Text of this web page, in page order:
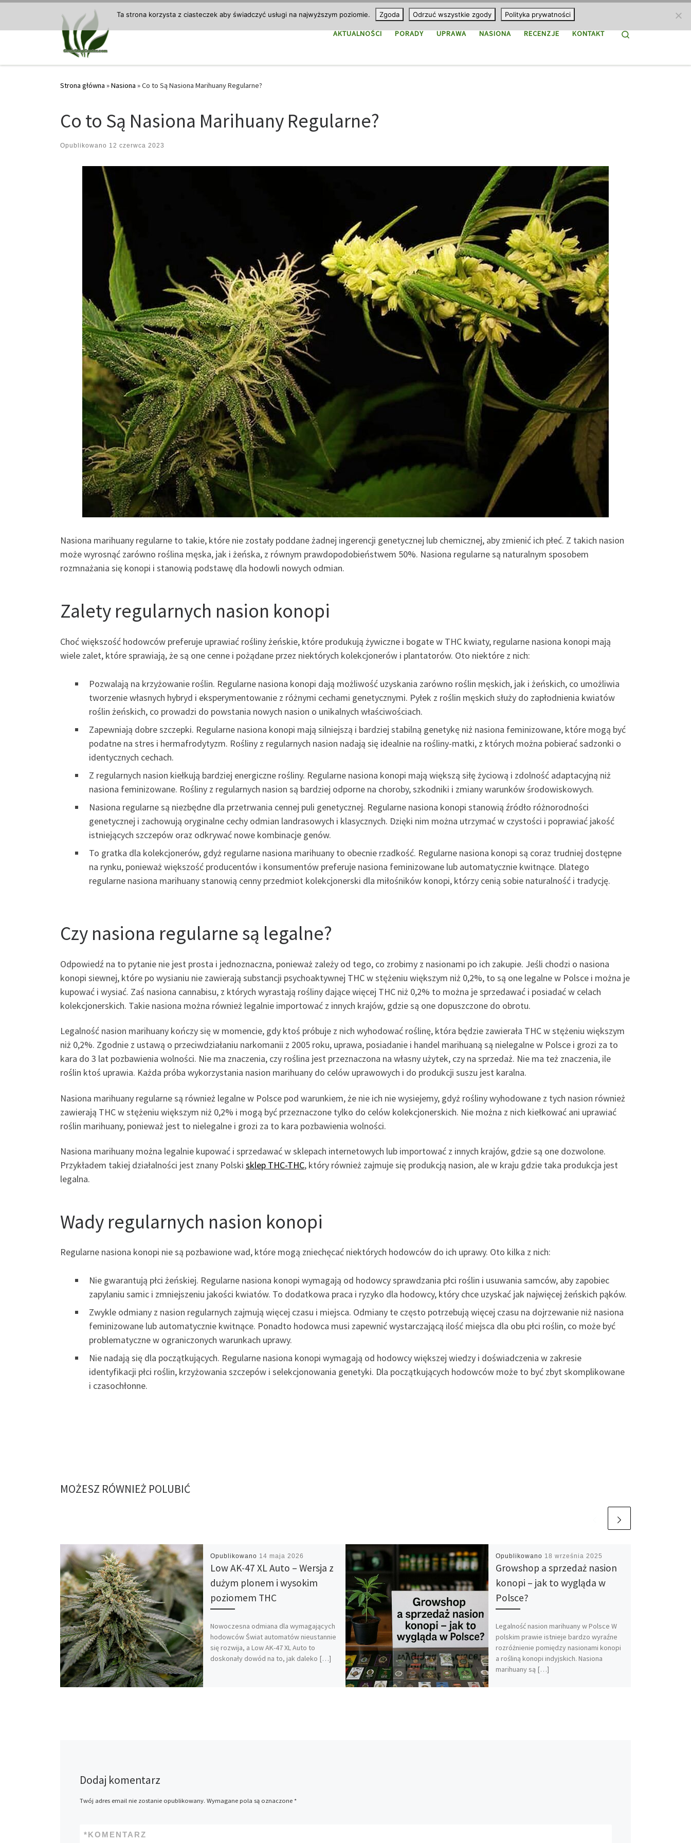
Przejdź do treści
AKTUALNOŚCI PORADY UPRAWA NASIONA RECENZJE KONTAKT Search
Strona główna »Nasiona »Co to Są Nasiona Marihuany Regularne?
Co to Są Nasiona Marihuany Regularne?
Opublikowano 12 czerwca 2023
Nasiona marihuany regularne to takie, które nie zostały poddane żadnej ingerencji genetycznej lub chemicznej, aby zmienić ich płeć. Z takich nasion
może wyrosnąć zarówno roślina męska, jak i żeńska, z równym prawdopodobieństwem 50%. Nasiona regularne są naturalnym sposobem
rozmnażania się konopi i stanowią podstawę dla hodowli nowych odmian.
Zalety regularnych nasion konopi
Choć większość hodowców preferuje uprawiać rośliny żeńskie, które produkują żywiczne i bogate w THC kwiaty, regularne nasiona konopi mają
wiele zalet, które sprawiają, że są one cenne i pożądane przez niektórych kolekcjonerów i plantatorów. Oto niektóre z nich:
Pozwalają na krzyżowanie roślin. Regularne nasiona konopi dają możliwość uzyskania zarówno roślin męskich, jak i żeńskich, co umożliwia
tworzenie własnych hybryd i eksperymentowanie z różnymi cechami genetycznymi. Pyłek z roślin męskich służy do zapłodnienia kwiatów
roślin żeńskich, co prowadzi do powstania nowych nasion o unikalnych właściwościach.
Zapewniają dobre szczepki. Regularne nasiona konopi mają silniejszą i bardziej stabilną genetykę niż nasiona feminizowane, które mogą być
podatne na stres i hermafrodytyzm. Rośliny z regularnych nasion nadają się idealnie na rośliny-matki, z których można pobierać sadzonki o
identycznych cechach.
Z regularnych nasion kiełkują bardziej energiczne rośliny. Regularne nasiona konopi mają większą siłę życiową i zdolność adaptacyjną niż
nasiona feminizowane. Rośliny z regularnych nasion są bardziej odporne na choroby, szkodniki i zmiany warunków środowiskowych.
Nasiona regularne są niezbędne dla przetrwania cennej puli genetycznej. Regularne nasiona konopi stanowią źródło różnorodności
genetycznej i zachowują oryginalne cechy odmian landrasowych i klasycznych. Dzięki nim można utrzymać w czystości i poprawiać jakość
istniejących szczepów oraz odkrywać nowe kombinacje genów.
To gratka dla kolekcjonerów, gdyż regularne nasiona marihuany to obecnie rzadkość. Regularne nasiona konopi są coraz trudniej dostępne
na rynku, ponieważ większość producentów i konsumentów preferuje nasiona feminizowane lub automatycznie kwitnące. Dlatego
regularne nasiona marihuany stanowią cenny przedmiot kolekcjonerski dla miłośników konopi, którzy cenią sobie naturalność i tradycję.
Czy nasiona regularne są legalne?
Odpowiedź na to pytanie nie jest prosta i jednoznaczna, ponieważ zależy od tego, co zrobimy z nasionami po ich zakupie. Jeśli chodzi o nasiona
konopi siewnej, które po wysianiu nie zawierają substancji psychoaktywnej THC w stężeniu większym niż 0,2%, to są one legalne w Polsce i można je
kupować i wysiać. Zaś nasiona cannabisu, z których wyrastają rośliny dające więcej THC niż 0,2% to można je sprzedawać i posiadać w celach
kolekcjonerskich. Takie nasiona można również legalnie importować z innych krajów, gdzie są one dopuszczone do obrotu.
Legalność nasion marihuany kończy się w momencie, gdy ktoś próbuje z nich wyhodować roślinę, która będzie zawierała THC w stężeniu większym
niż 0,2%. Zgodnie z ustawą o przeciwdziałaniu narkomanii z 2005 roku, uprawa, posiadanie i handel marihuaną są nielegalne w Polsce i grozi za to
kara do 3 lat pozbawienia wolności. Nie ma znaczenia, czy roślina jest przeznaczona na własny użytek, czy na sprzedaż. Nie ma też znaczenia, ile
roślin ktoś uprawia. Każda próba wykorzystania nasion marihuany do celów uprawowych i do produkcji suszu jest karalna.
Nasiona marihuany regularne są również legalne w Polsce pod warunkiem, że nie ich nie wysiejemy, gdyż rośliny wyhodowane z tych nasion również
zawierają THC w stężeniu większym niż 0,2% i mogą być przeznaczone tylko do celów kolekcjonerskich. Nie można z nich kiełkować ani uprawiać
roślin marihuany, ponieważ jest to nielegalne i grozi za to kara pozbawienia wolności.
Nasiona marihuany można legalnie kupować i sprzedawać w sklepach internetowych lub importować z innych krajów, gdzie są one dozwolone.
Przykładem takiej działalności jest znany Polski sklep THC-THC, który również zajmuje się produkcją nasion, ale w kraju gdzie taka produkcja jest
legalna.
Wady regularnych nasion konopi
Regularne nasiona konopi nie są pozbawione wad, które mogą zniechęcać niektórych hodowców do ich uprawy. Oto kilka z nich:
Nie gwarantują płci żeńskiej. Regularne nasiona konopi wymagają od hodowcy sprawdzania płci roślin i usuwania samców, aby zapobiec
zapylaniu samic i zmniejszeniu jakości kwiatów. To dodatkowa praca i ryzyko dla hodowcy, który chce uzyskać jak najwięcej żeńskich pąków.
Zwykle odmiany z nasion regularnych zajmują więcej czasu i miejsca. Odmiany te często potrzebują więcej czasu na dojrzewanie niż nasiona
feminizowane lub automatycznie kwitnące. Ponadto hodowca musi zapewnić wystarczającą ilość miejsca dla obu płci roślin, co może być
problematyczne w ograniczonych warunkach uprawy.
Nie nadają się dla początkujących. Regularne nasiona konopi wymagają od hodowcy większej wiedzy i doświadczenia w zakresie
identyfikacji płci roślin, krzyżowania szczepów i selekcjonowania genetyki. Dla początkujących hodowców może to być zbyt skomplikowane
i czasochłonne.
MOŻESZ RÓWNIEŻ POLUBIĆ
Opublikowano 14 maja 2026
Low AK-47 XL Auto – Wersja z
dużym plonem i wysokim
poziomem THC
Nowoczesna odmiana dla wymagających
hodowców Świat automatów nieustannie
się rozwija, a Low AK-47 XL Auto to
doskonały dowód na to, jak daleko […]
Opublikowano 18 września 2025
Growshop a sprzedaż nasion
konopi – jak to wygląda w
Polsce?
Legalność nasion marihuany w Polsce W
polskim prawie istnieje bardzo wyraźne
rozróżnienie pomiędzy nasionami konopi
a rośliną konopi indyjskich. Nasiona
marihuany są […]
Dodaj komentarz
Twój adres email nie zostanie opublikowany. Wymagane pola są oznaczone *
KOMENTARZ
*
Ta strona korzysta z ciasteczek aby świadczyć usługi na najwyższym poziomie. Zgoda Odrzuć wszystkie zgody Polityka prywatności